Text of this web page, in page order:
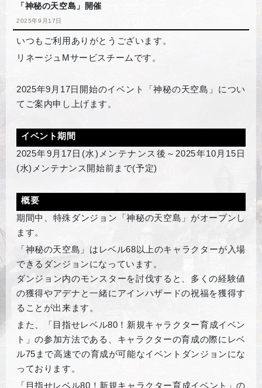
「神秘の天空島」開催
2025年9月17日
いつもご利用ありがとうございます。
リネージュMサービスチームです。
2025年9月17日開始のイベント「神秘の天空島」につい
てご案内申し上げます。
イベント期間
2025年9月17日(水)メンテナンス後～2025年10月15日
(水)メンテナンス開始前まで(予定)
概要
期間中、特殊ダンジョン「神秘の天空島」がオープンし
ます。
「神秘の天空島」はレベル68以上のキャラクターが入場
できるダンジョンになっています。
ダンジョン内のモンスターを討伐すると、多くの経験値
の獲得やアデナと一緒にアインハザードの祝福を獲得す
ることが出来ます。
また、「目指せレベル80！新規キャラクター育成イベン
ト」の参加方法である、キャラクターの育成の際にレベ
ル75まで高速での育成が可能なイベントダンジョンにな
っております。
「目指せレベル80！新規キャラクター育成イベント」の